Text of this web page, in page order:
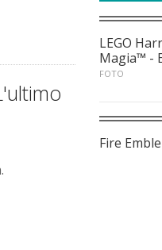
LEGO
Magia™ -
FOTO
Fire